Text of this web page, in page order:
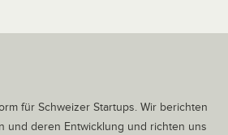
für Schweizer Startups. Wir berichten
und deren Entwicklung und richten uns